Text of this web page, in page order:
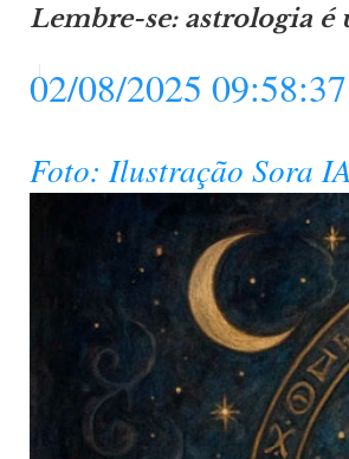
Lembre-se: astrologia
02/08/2025 09:58:37
Foto: Ilustração Sora IA